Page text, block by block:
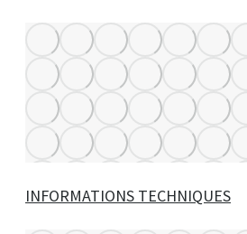
INFORMATIONS TECHNIQUES